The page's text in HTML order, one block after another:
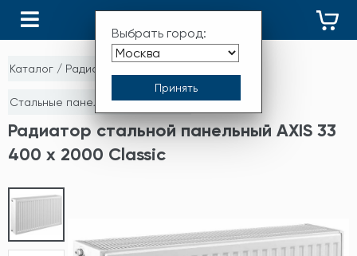
Выбрать город:
Каталог / Радиаторы отопления
Стальные панельные радиаторы
Радиатор стальной панельный AXIS 33
400 x 2000 Classic